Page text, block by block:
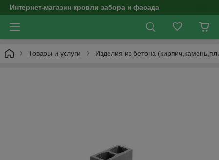
Интернет-магазин кровли забора и фасада
Товары и услуги Изделия из бетона